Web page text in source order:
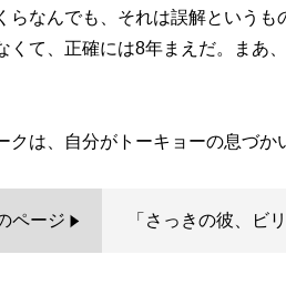
なんでも、それは誤解というも
くて、正確には8年まえだ。まあ
は、自分がトーキョーの息づか
ページ 「さっきの彼、ビ